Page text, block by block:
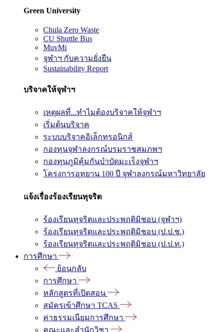
Green University
Chula Zero Waste
CU Shuttle Bus
MuvMi
จุฬาฯ กับความยั่งยืน
Sustainability Report
บริจาคให้จุฬาฯ
เหตุผลที่...ทำไมต้องบริจาคให้จุฬาฯ
เริ่มต้นบริจาค
ระบบบริจาคอิเล็กทรอนิกส์
กองทุนจุฬาลงกรณ์บรมราชสมภพฯ
กองทุนภูมิคุ้มกันบำบัดมะเร็งจุฬาฯ
โครงการอุทยาน 100 ปี จุฬาลงกรณ์มหาวิทยาลัย
แจ้งเรื่องร้องเรียนทุจริต
ร้องเรียนทุจริตและประพฤติมิชอบ (จุฬาฯ)
ร้องเรียนทุจริตและประพฤติมิชอบ (ป.ป.ช.)
ร้องเรียนทุจริตและประพฤติมิชอบ (ป.ป.ท.)
การศึกษา
ย้อนกลับ
การศึกษา
หลักสูตรที่เปิดสอน
สมัครเข้าศึกษา TCAS
ค่าธรรมเนียมการศึกษา
คณะและสำนักวิชา